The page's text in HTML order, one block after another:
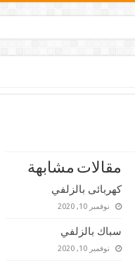
مقالات مشابهة
كهربائى بالزلفي
نوفمبر 10, 2020
سباك بالزلفي
نوفمبر 10, 2020